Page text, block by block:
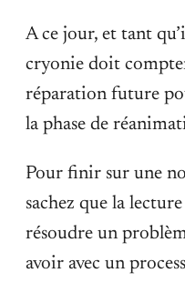
A ce jour, et tant
cryonie doit
réparation future
la phase de
Pour finir sur une
sachez que la
résoudre un
avoir avec un